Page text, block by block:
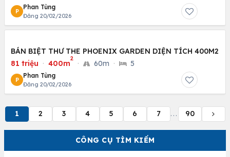
CÔNG CỤ TÌM KIẾM
P
Phan Tùng
Đăng 20/02/2026
BÁN BIỆT THƯ THE PHOENIX GARDEN DIỆN TÍCH 400M2
81 triệu · 400m
2
· 60m · 5
P
Phan Tùng
Đăng 20/02/2026
1 2 3 4 5 6 7 ... 90